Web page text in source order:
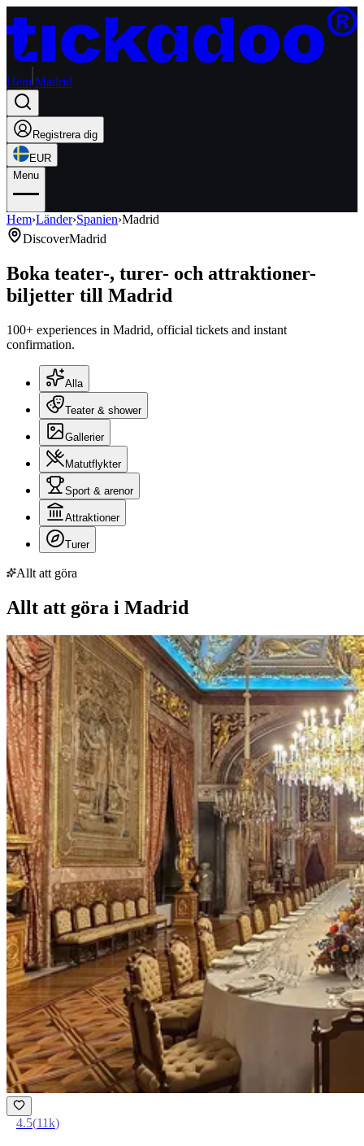
Hem Madrid
Registrera dig
EUR
Menu
Hem›Länder›Spanien›Madrid
DiscoverMadrid
Boka teater-, turer- och attraktioner-
biljetter till Madrid
100+ experiences in Madrid, official tickets and instant
confirmation.
Alla
Teater & shower
Gallerier
Matutflykter
Sport & arenor
Attraktioner
Turer
Allt att göra
Allt att göra i Madrid
4.5(11k)